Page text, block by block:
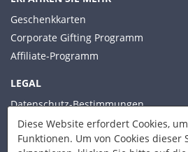
Diese Website erfordert Cookies,
Funktionen. Um von Cookies dieser
Geschenkkarten
Corporate Gifting Programm
Affiliate-Programm
LEGAL
Datenschutz-Bestimmungen
Allgemeine Geschäftsbedingungen